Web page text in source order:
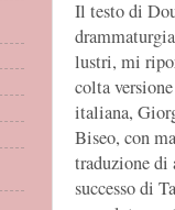
Il testo di
lustri, mi
colta
italiana,
Biseo, con
traduzione
successo di